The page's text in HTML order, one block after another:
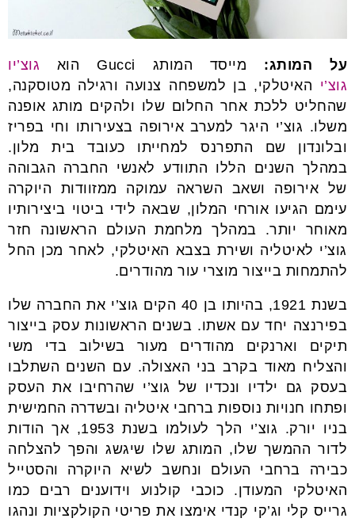
על המותג: מייסד המותג Gucci הוא
גוצ’יו
גוצ’י האיטלקי, בן למשפחה צנועה ורגילה מטוסקנה,
שהחליט ללכת אחר החלום שלו ולהקים מותג אופנה
משלו. גוצ’י היגר למערב אירופה בצעירותו וחי בפריז
ובלונדון שם התפרנס למחייתו כעובד בית מלון.
במהלך השנים הללו התוודע לאנשי החברה הגבוהה
של אירופה ושאב השראה עמוקה ממזוודות היוקרה
עימם הגיעו אורחי המלון, שבאה לידי ביטוי ביצירותיו
מאוחר יותר. במהלך מלחמת העולם הראשונה חזר
גוצ’י לאיטליה ושירת בצבא האיטלקי, לאחר מכן החל
להתמחות בייצור מוצרי עור מהודרים.
בשנת 1921, בהיותו בן 40 הקים גוצ’י את החברה שלו
בפירנצה יחד עם אשתו. בשנים הראשונות עסק בייצור
תיקים וארנקים מהודרים מעור בשילוב בדי משי
והצליח מאוד בקרב בני האצולה. עם השנים השתלבו
בעסק גם ילדיו ונכדיו של גוצ’י שהרחיבו את העסק
ופתחו חנויות נוספות ברחבי איטליה ובשדרה החמישית
בניו יורק. גוצ’י הלך לעולמו בשנת 1953, אך הודות
לדור ההמשך שלו, המותג שלו שיגשג והפך להצלחה
כבירה ברחבי העולם ונחשב לשיא היוקרה והסטייל
האיטלקי המעודן. כוכבי קולנוע וידוענים רבים כמו
גרייס קלי וג’קי קנדי אימצו את פריטי הקולקציות ונהגו